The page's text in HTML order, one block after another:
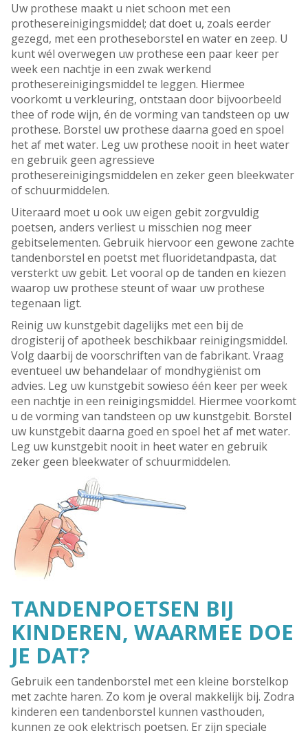
Uw prothese maakt u niet schoon met een
prothesereinigingsmiddel; dat doet u, zoals eerder
gezegd, met een protheseborstel en water en zeep. U
kunt wél overwegen uw prothese een paar keer per
week een nachtje in een zwak werkend
prothesereinigingsmiddel te leggen. Hiermee
voorkomt u verkleuring, ontstaan door bijvoorbeeld
thee of rode wijn, én de vorming van tandsteen op uw
prothese. Borstel uw prothese daarna goed en spoel
het af met water. Leg uw prothese nooit in heet water
en gebruik geen agressieve
prothesereinigingsmiddelen en zeker geen bleekwater
of schuurmiddelen.
Uiteraard moet u ook uw eigen gebit zorgvuldig
poetsen, anders verliest u misschien nog meer
gebitselementen. Gebruik hiervoor een gewone zachte
tandenborstel en poetst met fluoridetandpasta, dat
versterkt uw gebit. Let vooral op de tanden en kiezen
waarop uw prothese steunt of waar uw prothese
tegenaan ligt.
Reinig uw kunstgebit dagelijks met een bij de
drogisterij of apotheek beschikbaar reinigingsmiddel.
Volg daarbij de voorschriften van de fabrikant. Vraag
eventueel uw behandelaar of mondhygiënist om
advies. Leg uw kunstgebit sowieso één keer per week
een nachtje in een reinigingsmiddel. Hiermee voorkomt
u de vorming van tandsteen op uw kunstgebit. Borstel
uw kunstgebit daarna goed en spoel het af met water.
Leg uw kunstgebit nooit in heet water en gebruik
zeker geen bleekwater of schuurmiddelen.
TANDENPOETSEN BIJ
KINDEREN, WAARMEE DOE
JE DAT?
Gebruik een tandenborstel met een kleine borstelkop
met zachte haren. Zo kom je overal makkelijk bij. Zodra
kinderen een tandenborstel kunnen vasthouden,
kunnen ze ook elektrisch poetsen. Er zijn speciale